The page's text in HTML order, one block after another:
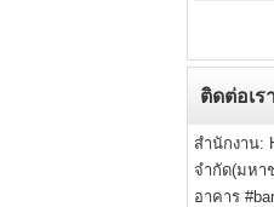
ติดต่อเร
สำนักงาน:
จำกัด(มหา
อาคาร